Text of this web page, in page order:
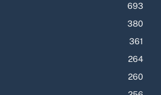
693
380
361
264
260